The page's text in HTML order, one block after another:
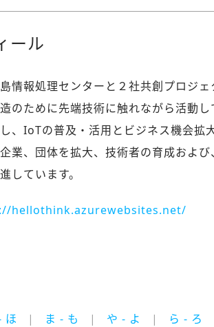
ール
情報処理センターと２社共創プロジェ
のために先端技術に触れながら活動
、IoTの普及・活用とビジネス機会拡
業、団体を拡大、技術者の育成およ
しています。
hellothink.azurewebsites.net/
ほ ま - も や - よ ら - ろ